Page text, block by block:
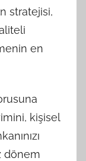
stratejisi,
en
kişisel
dönem